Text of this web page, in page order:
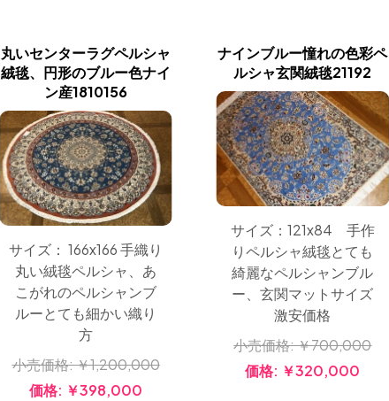
丸いセンターラグペルシャ
絨毯、円形のブルー色ナイ
ン産1810156
サイズ： 166x166 手織り
丸い絨毯ペルシャ、あ
こがれのペルシャンブ
ルーとても細かい織り
方
小売価格:￥1,200,000
価格: ￥398,000
ナインブルー憧れの色彩ペ
ルシャ玄関絨毯21192
サイズ：121x84 手作
りペルシャ絨毯とても
綺麗なペルシャンブル
ー、玄関マットサイズ
激安価格
小売価格:￥700,000
価格: ￥320,000